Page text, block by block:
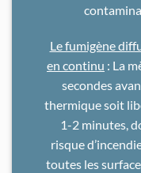
Le fumigène
en continu : La
secondes
thermique soit
1-2 minutes,
risque
toutes les